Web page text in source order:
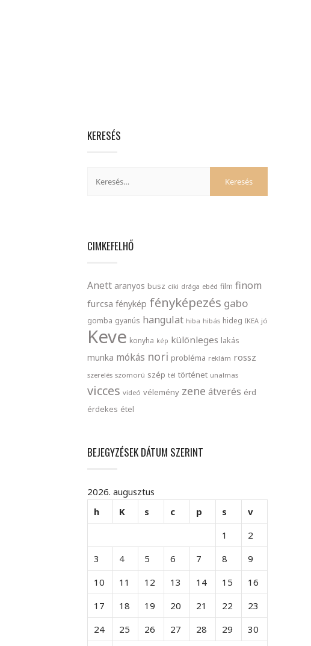
KERESÉS
CIMKEFELHŐ
Anett aranyos busz ciki drága ebéd film finom
furcsa fénykép fényképezés gabo
gomba gyanús hangulat hiba hibás hideg IKEA jó
Keve konyha kép különleges lakás
munka mókás nori probléma reklám rossz
szerelés szomorú szép tél történet unalmas
vicces videó vélemény zene átverés érd
érdekes étel
BEJEGYZÉSEK DÁTUM SZERINT
2026. augusztus
h
K s c p s
v
1
2
3
4 5 6 7 8
9
10
11 12 13 14 15
16
17
18 19 20 21 22
23
24
25 26 27 28 29
30